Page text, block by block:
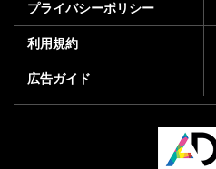
プライバシーポリシー
利用規約
広告ガイド